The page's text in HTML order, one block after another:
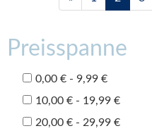
Preisspanne
0,00 € - 9,99 €
10,00 € - 19,99 €
20,00 € - 29,99 €